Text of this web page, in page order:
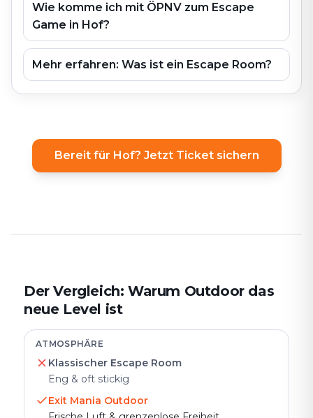
Wie komme ich mit ÖPNV zum Escape
Game in Hof?
Mehr erfahren: Was ist ein Escape Room?
Bereit für Hof? Jetzt Ticket sichern
Der Vergleich: Warum Outdoor das
neue Level ist
ATMOSPHÄRE
Klassischer Escape Room
Eng & oft stickig
Exit Mania Outdoor